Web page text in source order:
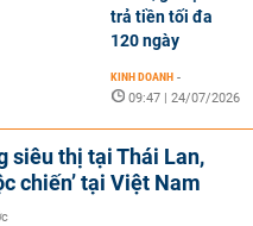
trả tiền tối đa
120 ngày
KINH DOANH -
09:47 | 24/07/2026
siêu thị tại Thái Lan,
chiến’ tại Việt Nam